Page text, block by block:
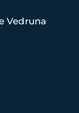
Vedruna